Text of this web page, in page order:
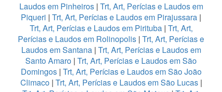
Laudos em Pinheiros| Trt, Art, Perícias e Laudos em
Piqueri | Trt, Art, Perícias e Laudos em Pirajussara |
Trt, Art, Perícias e Laudos em Pirituba| Trt, Art,
Perícias e Laudos em Rolinopolis | Trt, Art, Perícias e
Laudos em Santana| Trt, Art, Perícias e Laudos em
Santo Amaro | Trt, Art, Perícias e Laudos em São
Domingos| Trt, Art, Perícias e Laudos em São João
Climaco| Trt, Art, Perícias e Laudos em São Lucas|